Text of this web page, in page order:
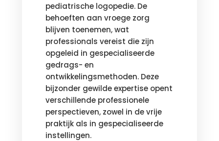
pediatrische logopedie. De
behoeften aan vroege zorg
blijven toenemen, wat
professionals vereist die zijn
opgeleid in gespecialiseerde
gedrags- en
ontwikkelingsmethoden. Deze
bijzonder gewilde expertise opent
verschillende professionele
perspectieven, zowel in de vrije
praktijk als in gespecialiseerde
instellingen.